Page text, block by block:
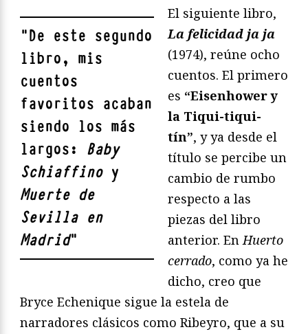
"De este segundo
libro, mis
cuentos
favoritos acaban
siendo los más
largos: Baby
Schiaffinoy
Muerte de
Sevilla en
Madrid"
El siguiente libro,
La felicidad ja ja
(1974), reúne ocho
cuentos. El primero
es “Eisenhower y
la Tiqui-tiqui-
tín”, y ya desde el
título se percibe un
cambio de rumbo
respecto a las
piezas del libro
anterior. EnHuerto
cerrado, como ya he
dicho, creo que
Bryce Echenique sigue la estela de
narradores clásicos como Ribeyro, que a su